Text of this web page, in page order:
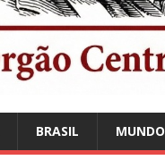
BRASIL MUNDO